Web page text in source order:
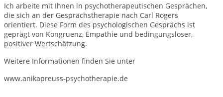
Ich arbeite mit Ihnen in psychotherapeutischen Gesprächen,
die sich an der Gesprächstherapie nach Carl Rogers
orientiert. Diese Form des psychologischen Gesprächs ist
geprägt von Kongruenz, Empathie und bedingungsloser,
positiver Wertschätzung.
Weitere Informationen finden Sie unter
www.anikapreuss-psychotherapie.de